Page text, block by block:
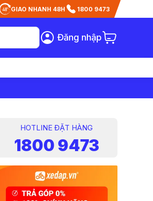
GIAO NHANH 48H 1800 9473
Đăng nhập
HOTLINE ĐẶT HÀNG
1800 9473